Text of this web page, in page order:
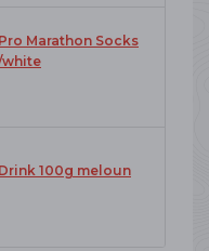
Marathon Socks
white
100g meloun